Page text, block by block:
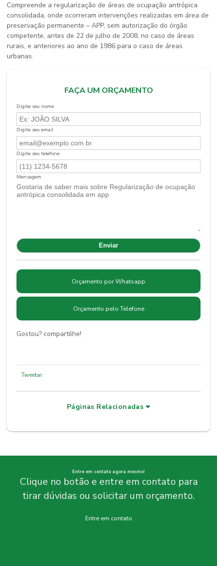
Compreende a regularização de áreas de ocupação antrópica
consolidada, onde ocorreram intervenções realizadas em área de
preservação permanente – APP, sem autorização do órgão
competente, antes de 22 de julho de 2008, no caso de áreas
rurais, e anteriores ao ano de 1986 para o caso de áreas
urbanas.
FAÇA UM ORÇAMENTO
Digite seu nome
Digite seu email
Digite seu telefone
Mensagem
Orçamento por Whatsapp
Orçamento pelo Telefone
Gostou? compartilhe!
Tweetar
Páginas Relacionadas
Entre em contato agora mesmo!
Clique no botão e entre em contato para
tirar dúvidas ou solicitar um orçamento.
Entre em contato